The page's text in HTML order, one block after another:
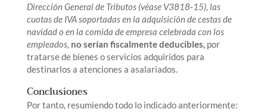
Dirección General de Tributos (véase V3818-15), las
cuotas de IVA soportadas en la adquisición de cestas de
navidad o en la comida de empresa celebrada con los
empleados, no serían fiscalmente deducibles,por
tratarse de bienes o servicios adquiridos para
destinarlos a atenciones a asalariados.
Conclusiones
Por tanto, resumiendo todo lo indicado anteriormente: